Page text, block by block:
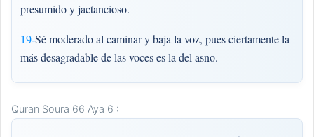
presumido y jactancioso.
19-Sé moderado al caminar y baja la voz, pues ciertamente la
más desagradable de las voces es la del asno.
Quran Soura 66 Aya 6 :